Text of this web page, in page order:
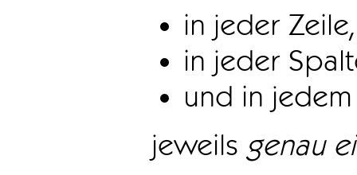
in jeder Zeile,
in jeder
und in
jeweils genau